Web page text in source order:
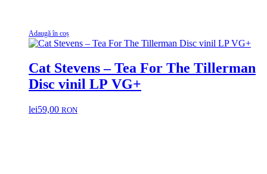
Adaugă în coș
Cat Stevens – Tea For The Tillerman
Disc vinil LP VG+
lei59,00 RON